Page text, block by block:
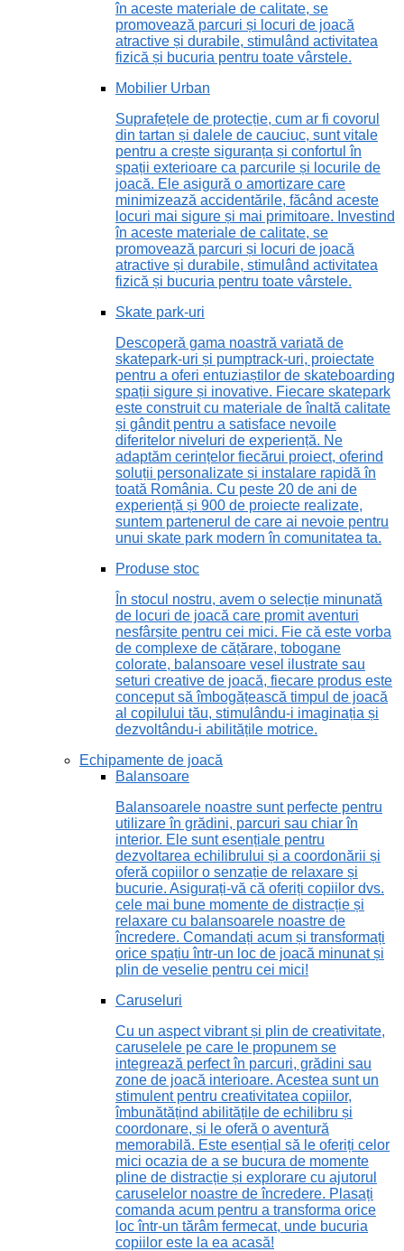
în aceste materiale de calitate, se
promovează parcuri și locuri de joacă
atractive și durabile, stimulând activitatea
fizică și bucuria pentru toate vârstele.
Mobilier Urban
Suprafețele de protecție, cum ar fi covorul
din tartan și dalele de cauciuc, sunt vitale
pentru a crește siguranța și confortul în
spații exterioare ca parcurile și locurile de
joacă. Ele asigură o amortizare care
minimizează accidentările, făcând aceste
locuri mai sigure și mai primitoare. Investind
în aceste materiale de calitate, se
promovează parcuri și locuri de joacă
atractive și durabile, stimulând activitatea
fizică și bucuria pentru toate vârstele.
Skate park-uri
Descoperă gama noastră variată de
skatepark-uri și pumptrack-uri, proiectate
pentru a oferi entuziaștilor de skateboarding
spații sigure și inovative. Fiecare skatepark
este construit cu materiale de înaltă calitate
și gândit pentru a satisface nevoile
diferitelor niveluri de experiență. Ne
adaptăm cerințelor fiecărui proiect, oferind
soluții personalizate și instalare rapidă în
toată România. Cu peste 20 de ani de
experiență și 900 de proiecte realizate,
suntem partenerul de care ai nevoie pentru
unui skate park modern în comunitatea ta.
Produse stoc
În stocul nostru, avem o selecție minunată
de locuri de joacă care promit aventuri
nesfârșite pentru cei mici. Fie că este vorba
de complexe de cățărare, tobogane
colorate, balansoare vesel ilustrate sau
seturi creative de joacă, fiecare produs este
conceput să îmbogățească timpul de joacă
al copilului tău, stimulându-i imaginația și
dezvoltându-i abilitățile motrice.
Echipamente de joacă
Balansoare
Balansoarele noastre sunt perfecte pentru
utilizare în grădini, parcuri sau chiar în
interior. Ele sunt esențiale pentru
dezvoltarea echilibrului și a coordonării și
oferă copiilor o senzație de relaxare și
bucurie. Asigurați-vă că oferiți copiilor dvs.
cele mai bune momente de distracție și
relaxare cu balansoarele noastre de
încredere. Comandați acum și transformați
orice spațiu într-un loc de joacă minunat și
plin de veselie pentru cei mici!
Caruseluri
Cu un aspect vibrant și plin de creativitate,
caruselele pe care le propunem se
integrează perfect în parcuri, grădini sau
zone de joacă interioare. Acestea sunt un
stimulent pentru creativitatea copiilor,
îmbunătățind abilitățile de echilibru și
coordonare, și le oferă o aventură
memorabilă. Este esențial să le oferiți celor
mici ocazia de a se bucura de momente
pline de distracție și explorare cu ajutorul
caruselelor noastre de încredere. Plasați
comanda acum pentru a transforma orice
loc într-un tărâm fermecat, unde bucuria
copiilor este la ea acasă!